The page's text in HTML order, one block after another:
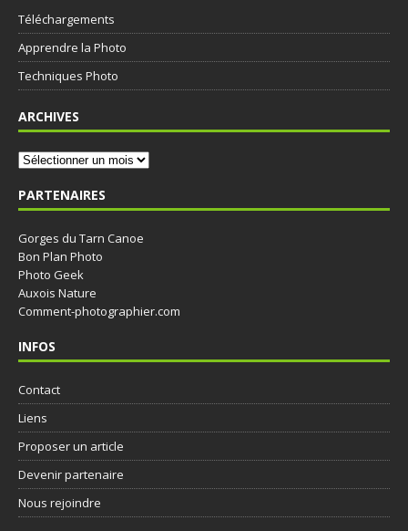
Téléchargements
Apprendre la Photo
Techniques Photo
ARCHIVES
PARTENAIRES
Gorges du Tarn Canoe
Bon Plan Photo
Photo Geek
Auxois Nature
Comment-photographier.com
INFOS
Contact
Liens
Proposer un article
Devenir partenaire
Nous rejoindre